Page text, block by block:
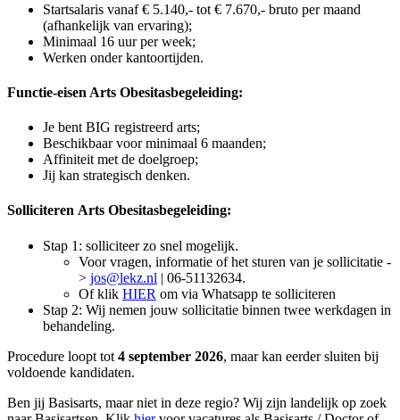
Startsalaris vanaf € 5.140,- tot € 7.670,- bruto per maand
(afhankelijk van ervaring);
Minimaal 16 uur per week;
Werken onder kantoortijden.
Functie-eisen Arts Obesitasbegeleiding:
Je bent BIG registreerd arts;
Beschikbaar voor minimaal 6 maanden;
Affiniteit met de doelgroep;
Jij kan strategisch denken.
Solliciteren Arts Obesitasbegeleiding:
Stap 1: solliciteer zo snel mogelijk.
Voor vragen, informatie of het sturen van je sollicitatie -
> jos@lekz.nl | 06-51132634.
Of klik HIER om via Whatsapp te solliciteren
Stap 2: Wij nemen jouw sollicitatie binnen twee werkdagen in
behandeling.
Procedure loopt tot 4 september 2026, maar kan eerder sluiten bij
voldoende kandidaten.
Ben jij Basisarts, maar niet in deze regio? Wij zijn landelijk op zoek